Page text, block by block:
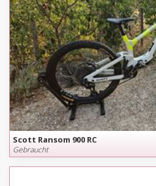
Scott Ransom 900 RC
Gebraucht